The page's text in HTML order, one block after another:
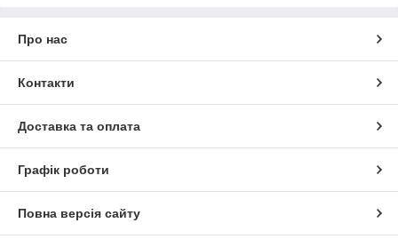
Про нас
Контакти
Доставка та оплата
Графік роботи
Повна версія сайту